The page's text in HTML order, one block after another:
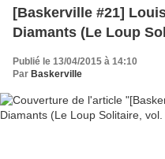
[Baskerville #21]
Diamants (Le Loup
Publié le 13/04/2015 à 14:10
Par Baskerville